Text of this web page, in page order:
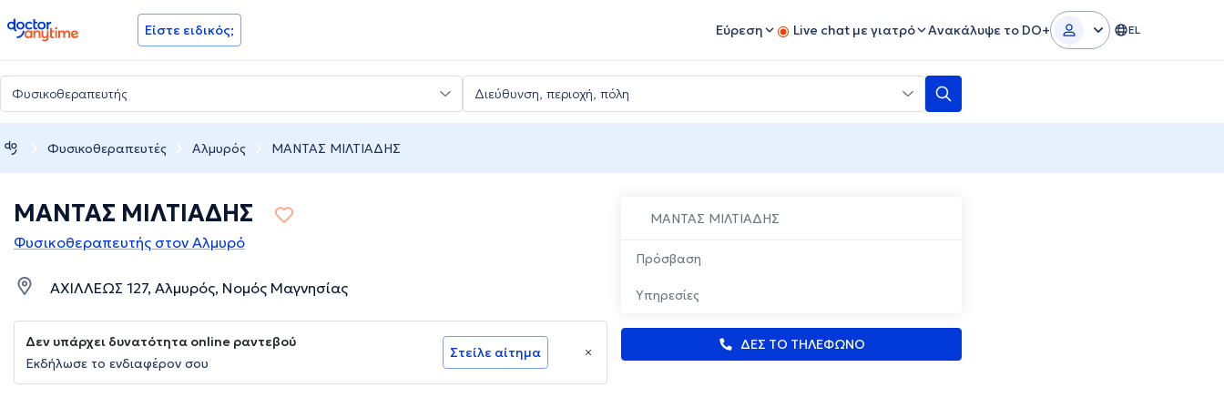
doctoranytime Είστε ειδικός; Εύρεση Live chat με γιατρό Ανακάλυψε το DO+ EL
Φυσικοθεραπευτές Αλμυρός ΜΑΝΤΑΣ ΜΙΛΤΙΑΔΗΣ
ΜΑΝΤΑΣ ΜΙΛΤΙΑΔΗΣ
Πρόσβαση
Υπηρεσίες
ΔΕΣ ΤΟ ΤΗΛΕΦΩΝΟ
ΜΑΝΤΑΣ ΜΙΛΤΙΑΔΗΣ
Φυσικοθεραπευτής στον Αλμυρό
ΑΧΙΛΛΕΩΣ 127, Αλμυρός, Νομός Μαγνησίας
Δεν υπάρχει δυνατότητα online ραντεβού
Εκδήλωσε το ενδιαφέρον σου
Στείλε αίτημα